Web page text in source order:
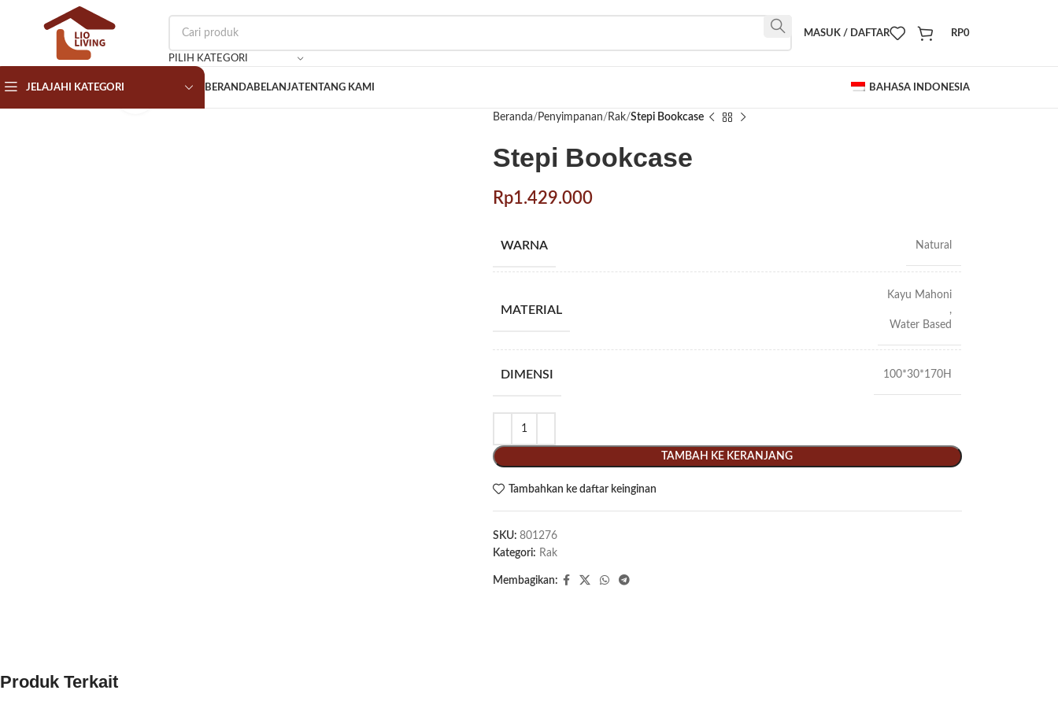
PILIH KATEGORI
MASUK / DAFTAR RP0
JELAJAHI KATEGORI BERANDABELANJATENTANG KAMI BAHASA INDONESIA
Beranda Penyimpanan Rak Stepi Bookcase
Stepi Bookcase
Rp
WARNA Natural
MATERIAL
Kayu Mahoni
,
Water Based
DIMENSI 100*30*170H
TAMBAH KE KERANJANG
Tambahkan ke daftar keinginan
SKU: 801276
Kategori: Rak
Membagikan:
Produk Terkait